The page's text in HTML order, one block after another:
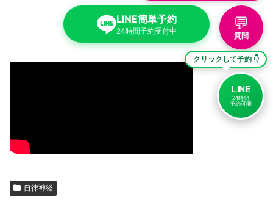
LINE簡単予約
24時間予約受付中
自律神経
💬
質問
クリックして予約 👇
LINE
24時間
予約可能